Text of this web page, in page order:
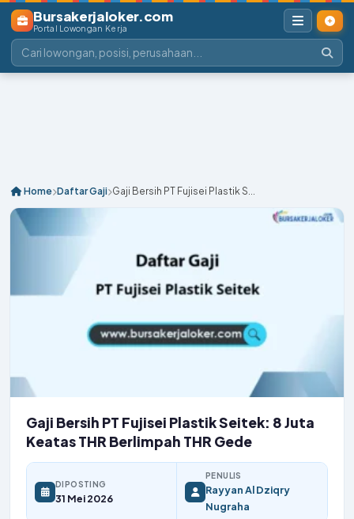
Bursakerjaloker.com
Portal Lowongan Kerja
Home Daftar Gaji Gaji Bersih PT Fujisei Plastik S...
Gaji Bersih PT Fujisei Plastik Seitek: 8 Juta
Keatas THR Berlimpah THR Gede
DIPOSTING
31 Mei 2026
PENULIS
Rayyan Al Dziqry
Nugraha